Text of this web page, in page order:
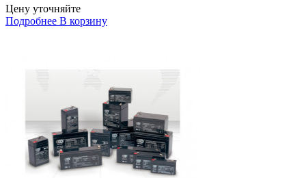
Цену уточняйте
Подробнее В корзину